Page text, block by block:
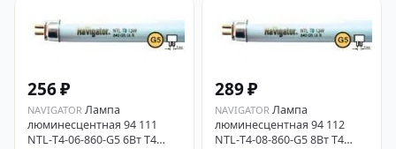
256 ₽
NAVIGATOR Лампа
люминесцентная 94 111
NTL-T4-06-860-G5 6Вт T4
289 ₽
NAVIGATOR Лампа
люминесцентная 94 112
NTL-T4-08-860-G5 8Вт T4